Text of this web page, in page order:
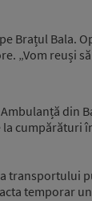
Brațul Bala.
„Vom reuși
din
la cumpărături
transportului
temporar